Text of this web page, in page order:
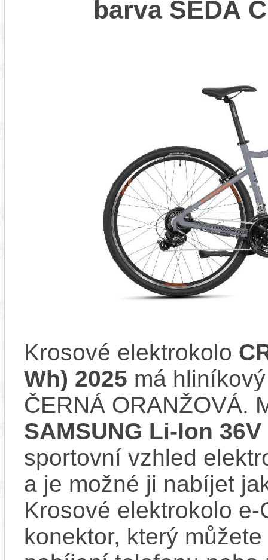
barva ŠEDÁ
Krosové elektrokolo
Wh) 2025 má
ČERNÁ ORANŽOVÁ.
SAMSUNG Li-Ion
sportovní vzhled
a je možné ji nabíjet
Krosové elektrokolo
konektor, který